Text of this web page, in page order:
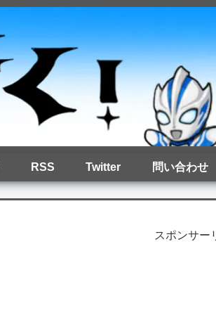
RSS Twitter 問い合わせ
スポンサー